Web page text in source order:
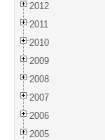
2012
2011
2010
2009
2008
2007
2006
2005